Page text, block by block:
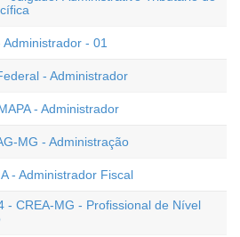
- 01
- Administrador
- Administrador
MG - Administração
- Administrador Fiscal
- CREA-MG - Profissional de Nível